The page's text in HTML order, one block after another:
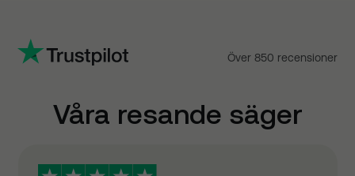
Våra resande säger
Över 850 recensioner